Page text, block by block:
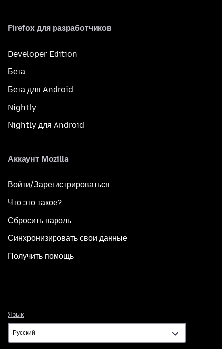
Firefox для разработчиков
Developer Edition
Бета
Бета для Android
Nightly
Nightly для Android
Аккаунт Mozilla
Войти/Зарегистрироваться
Что это такое?
Сбросить пароль
Синхронизировать свои данные
Получить помощь
Язык